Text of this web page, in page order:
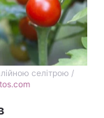
селітрою /